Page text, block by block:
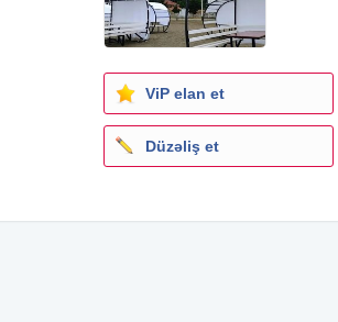
ViP elan et
Düzəliş et